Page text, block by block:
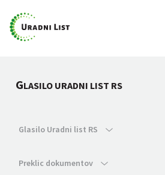
GLASILO URADNI LIST RS
Glasilo Uradni list RS
Preklic dokumentov